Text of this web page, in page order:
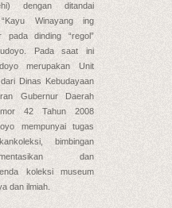
dengan ditandai
Winayang ing
pada dinding “regol”
Pada saat ini
merupakan Unit
Dinas Kebudayaan
Gubernur Daerah
42 Tahun 2008
mempunyai tugas
bimbingan
dan
koleksi museum
dan ilmiah.